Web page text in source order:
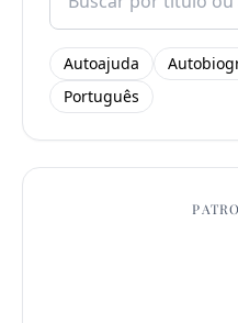
for:
Autoajuda
Português